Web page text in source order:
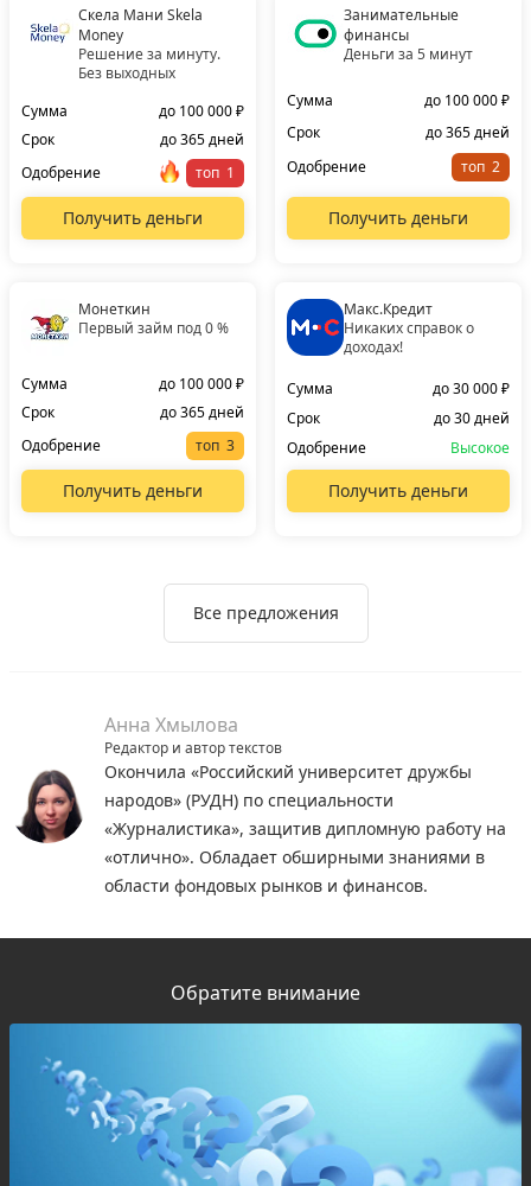
Скела Мани Skela
Money
Решение за минуту.
Без выходных
Сумма
до 100 000 ₽
Срок
до 365 дней
Одобрение
топ
Получить деньги
Занимательные
финансы
Деньги за 5 минут
Сумма
до 100 000 ₽
Срок
до 365 дней
Одобрение
топ
Получить деньги
Монеткин
Первый займ под 0 %
Сумма
до 100 000 ₽
Срок
до 365 дней
Одобрение
топ
Получить деньги
Макс.Кредит
Никаких справок о
доходах!
Сумма
до 30 000 ₽
Срок
до 30 дней
Одобрение
Высокое
Получить деньги
Все предложения
Анна Хмылова
Редактор и автор текстов
Окончила «Российский университет дружбы
народов» (РУДН) по специальности
«Журналистика», защитив дипломную работу на
«отлично». Обладает обширными знаниями в
области фондовых рынков и финансов.
Обратите внимание